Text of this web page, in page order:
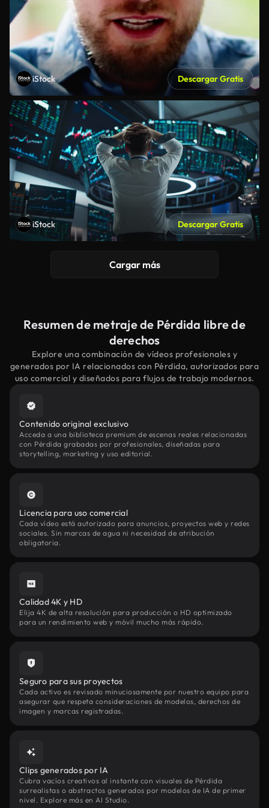
iStock Descargar Gratis
iStock Descargar Gratis
Cargar más
Resumen de metraje de Pérdida libre de
derechos
Explore una combinación de vídeos profesionales y
generados por IA relacionados con Pérdida, autorizados para
uso comercial y diseñados para flujos de trabajo modernos.
Contenido original exclusivo
Acceda a una biblioteca premium de escenas reales relacionadas
con Pérdida grabadas por profesionales, diseñadas para
storytelling, marketing y uso editorial.
Licencia para uso comercial
Cada vídeo está autorizado para anuncios, proyectos web y redes
sociales. Sin marcas de agua ni necesidad de atribución
obligatoria.
Calidad 4K y HD
Elija 4K de alta resolución para producción o HD optimizado
para un rendimiento web y móvil mucho más rápido.
Seguro para sus proyectos
Cada activo es revisado minuciosamente por nuestro equipo para
asegurar que respeta consideraciones de modelos, derechos de
imagen y marcas registradas.
Clips generados por IA
Cubra vacíos creativos al instante con visuales de Pérdida
surrealistas o abstractos generados por modelos de IA de primer
nivel. Explore más en AI Studio.